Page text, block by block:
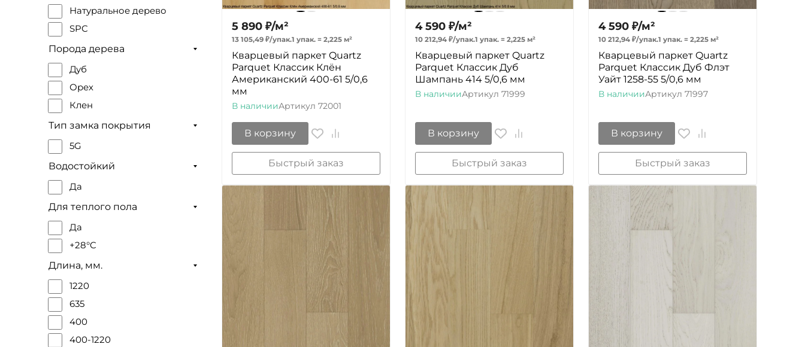
Натуральное дерево
SPC
Порода дерева
Дуб
Орех
Клен
Тип замка покрытия
5G
Водостойкий
Да
Для теплого пола
Да
+28°C
Длина, мм.
1220
635
400
400-1220
5 890 ₽/м²
13 105,49 ₽/упак.1 упак. = 2,225 м²
Кварцевый паркет Quartz
Parquet Классик Клён
Американский 400-61 5/0,6
мм
В наличииАртикул 72001
В корзину
Быстрый заказ
4 590 ₽/м²
10 212,94 ₽/упак.1 упак.= 2,225 м²
Кварцевый паркет Quartz
Parquet Классик Дуб
Шампань 414 5/0,6 мм
В наличииАртикул 71999
В корзину
Быстрый заказ
4 590 ₽/м²
10 212,94 ₽/упак.1 упак.= 2,225 м²
Кварцевый паркет Quartz
Parquet Классик Дуб Флэт
Уайт 1258-55 5/0,6 мм
В наличииАртикул 71997
В корзину
Быстрый заказ